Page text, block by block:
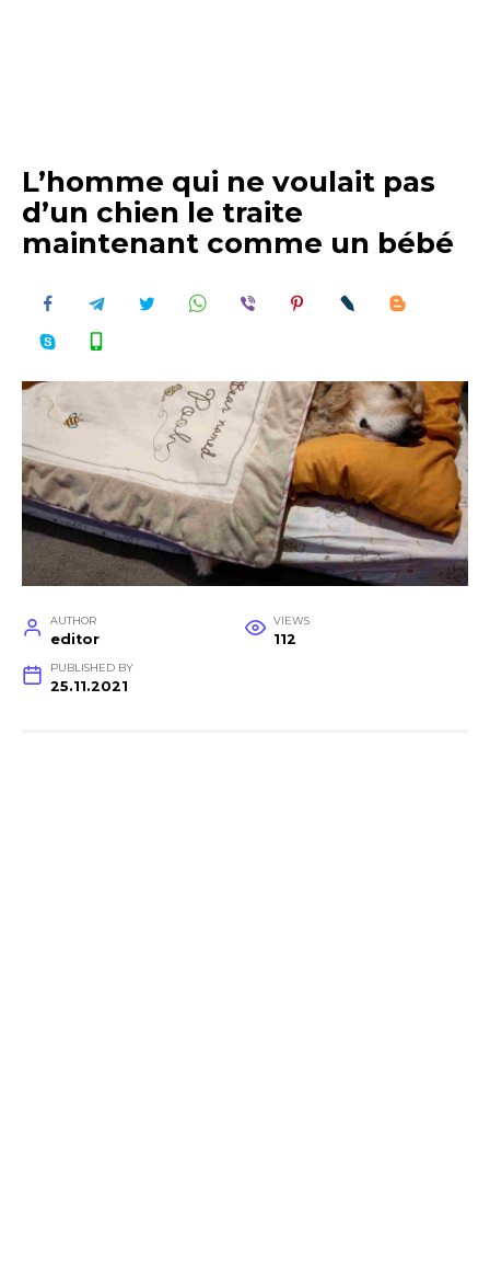
L’homme qui ne voulait pas
d’un chien le traite
maintenant comme un bébé
AUTHOR
editor
VIEWS
112
PUBLISHED BY
25.11.2021